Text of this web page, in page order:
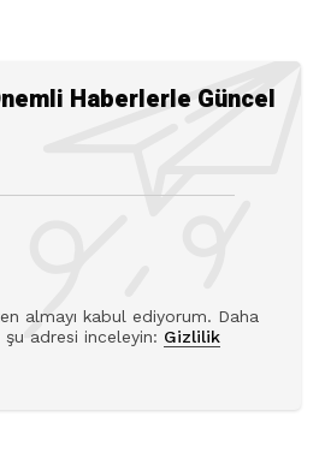
Haberlerle Güncel
almayı kabul ediyorum. Daha
adresi inceleyin: Gizlilik